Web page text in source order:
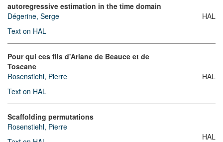
autoregressive estimation in the time domain
Dégerine, Serge
Text on HAL
HAL
Pour qui ces fils d'Ariane de Beauce et de
Toscane
Rosenstiehl, Pierre
Text on HAL
HAL
Scaffolding permutations
Rosenstiehl, Pierre
HAL